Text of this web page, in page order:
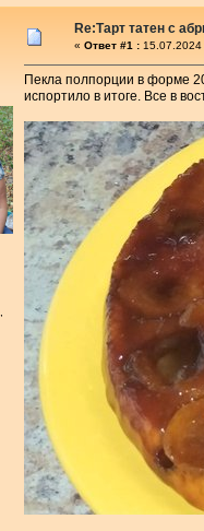
Re:Тарт татен с
« Ответ #1 :
Пекла полпорции в форме
испортило в итоге. Все в